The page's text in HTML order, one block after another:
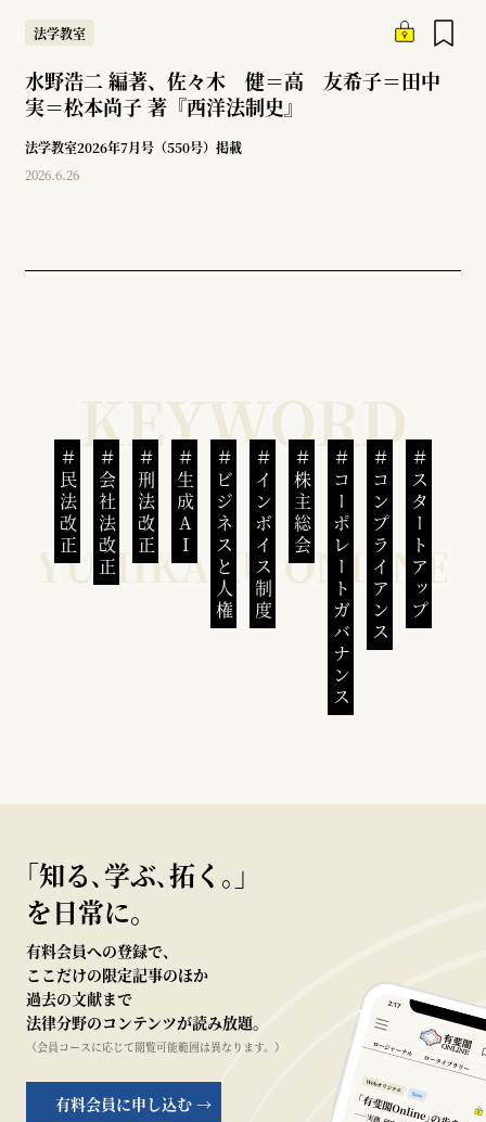
法学教室
水野浩二 編著、佐々木 健＝高 友希子＝田中
実＝松本尚子 著『西洋法制史』
法学教室2026年7月号（550号）掲載
2026.6.26
民法改正 会社法改正 刑法改正 生成AI ビジネスと人権インボイス制度 株主総会 コーポレートガバナンスコンプライアンススタートアップ
｢知る､学ぶ､拓く｡｣
を日常に。
有料会員への登録で、
ここだけの限定記事のほか
過去の文献まで
法律分野のコンテンツが読み放題。
（会員コースに応じて閲覧可能範囲は異なります。）
有料会員に申し込む →